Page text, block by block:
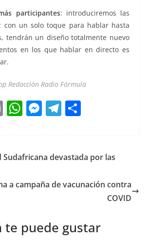
participantes: introduciremos las
con un solo toque para hablar hasta
tendrán un diseño totalmente nuevo
en los que hablar en directo es
Redacción Radio Fórmula
E
m
l
W
h
s
p
M
e
e
g
T
el
gr
m
p
tir
Sudafricana devastada por las
a campaña de vacunación contra
COVID
te puede gustar